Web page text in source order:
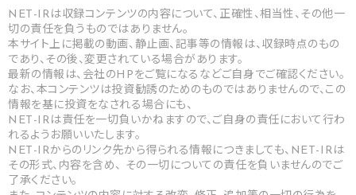
NET-IRは収録コンテンツの内容について、正確性、相当性、その他一
切の責任を負うものではありません。
本サイト上に掲載の動画、静止画、記事等の情報は、収録時点のもの
であり、その後、変更されている場合があります。
最新の情報は、会社のHPをご覧になるなどご自身でご確認ください。
なお、本コンテンツは投資勧誘のためのものではありませんので、この
情報を基に投資をなされる場合にも、
NET-IRは責任を一切負いかねますので、ご自身の責任において行わ
れるようお願いいたします。
NET-IRからのリンク先から得られる情報につきましても、NET-IRは
その形式、内容を含め、 その一切についての責任を負いませんのでご
了承ください。